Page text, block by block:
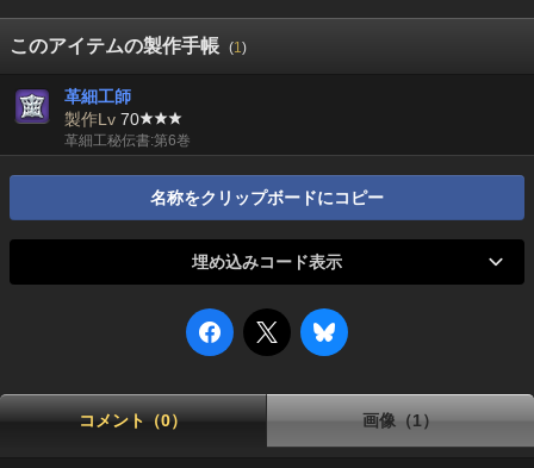
このアイテムの製作手帳 (1)
革細工師
製作Lv 70
革細工秘伝書:第6巻
名称をクリップボードにコピー
埋め込みコード表示
コメント（0） 画像（1）